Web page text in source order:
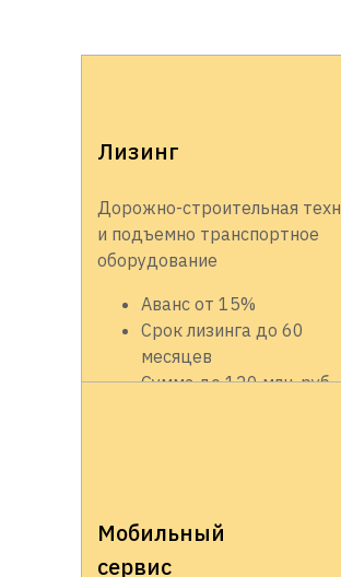
Лизинг
Дорожно-строительная
и подъемно транспортное
оборудование
Аванс от 15%
Срок лизинга до 60
месяцев
Сумма до 120 млн. руб.
Мобильный
сервис